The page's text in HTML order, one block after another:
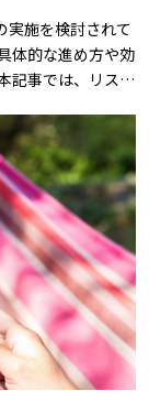
実施を検討されて
体的な進め方や効
記事では、リスキ
を詳しく解説しま
、ぜひ参考にして